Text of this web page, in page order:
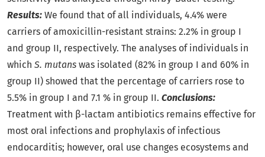
Results: We found that of all individuals, 4.4% were
carriers of amoxicillin-resistant strains: 2.2% in group I
and group II, respectively. The analyses of individuals in
which S. mutans was isolated (82% in group I and 60% in
group II) showed that the percentage of carriers rose to
5.5% in group I and 7.1 % in group II. Conclusions:
Treatment with β-lactam antibiotics remains effective for
most oral infections and prophylaxis of infectious
endocarditis; however, oral use changes ecosystems and